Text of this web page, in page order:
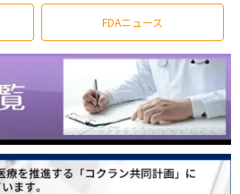
FDAニュース